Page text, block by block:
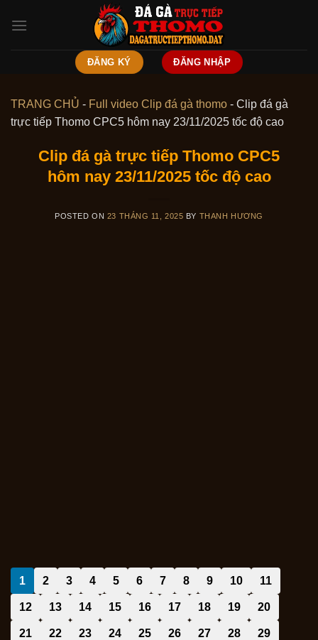
ĐĂNG KÝ ĐĂNG NHẬP
TRANG CHỦ - Full video Clip đá gà thomo - Clip đá gà
trực tiếp Thomo CPC5 hôm nay 23/11/2025 tốc độ cao
Clip đá gà trực tiếp Thomo CPC5
hôm nay 23/11/2025 tốc độ cao
POSTED ON 23 THÁNG 11, 2025 BY THANH HƯƠNG
1 2 3 4 5 6 7 8 9 10 11
12 13 14 15 16 17 18 19 20
21 22 23 24 25 26 27 28 29